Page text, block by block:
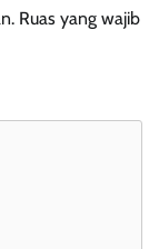
Ruas yang wajib